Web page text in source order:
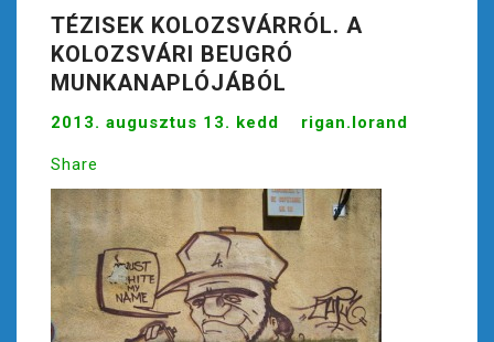
TÉZISEK KOLOZSVÁRRÓL. A
KOLOZSVÁRI BEUGRÓ
MUNKANAPLÓJÁBÓL
2013. augusztus 13. kedd rigan.lorand
Share